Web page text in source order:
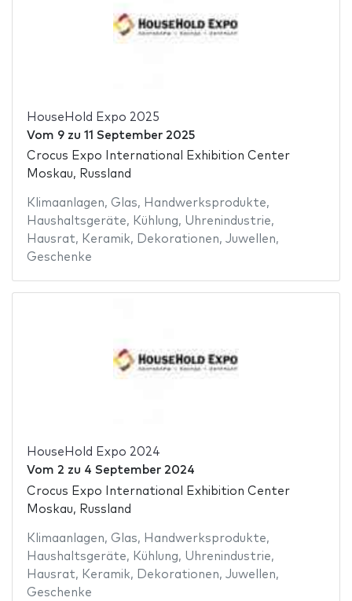
HouseHold Expo 2025
Vom 9zu 11 September 2025
Crocus Expo International Exhibition Center
Moskau, Russland
Klimaanlagen, Glas, Handwerksprodukte,
Haushaltsgeräte, Kühlung, Uhrenindustrie,
Hausrat, Keramik, Dekorationen, Juwellen,
Geschenke
HouseHold Expo 2024
Vom 2 zu 4 September 2024
Crocus Expo International Exhibition Center
Moskau, Russland
Klimaanlagen, Glas, Handwerksprodukte,
Haushaltsgeräte, Kühlung, Uhrenindustrie,
Hausrat, Keramik, Dekorationen, Juwellen,
Geschenke